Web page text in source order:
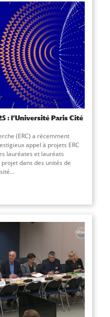
: l’Université Paris Cité
(ERC) a récemment
appel à projets ERC
lauréates et lauréats
dans des unités de
...